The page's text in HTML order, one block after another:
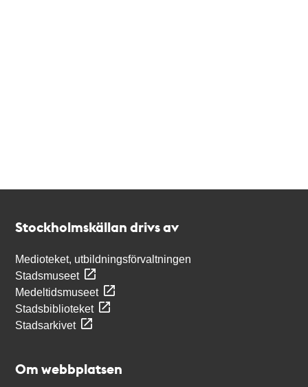
Stockholmskällan drivs av
Medioteket, utbildningsförvaltningen
Stadsmuseet
Medeltidsmuseet
Stadsbiblioteket
Stadsarkivet
Om webbplatsen